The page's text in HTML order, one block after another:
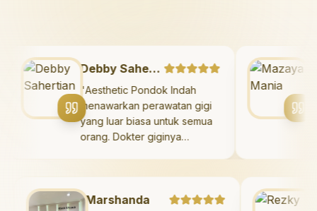
Debby Sahertian
"Aesthetic Pondok Indah
menawarkan perawatan gigi
yang luar biasa untuk semua
orang. Dokter giginya
kesehatan gigi dan mulut
Marshanda